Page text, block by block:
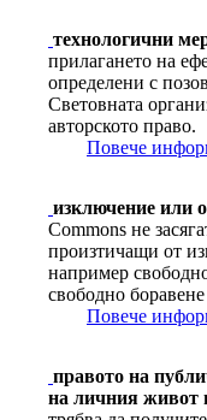
технологични
прилагането на
определени с
Световната
авторското право.
Повече
изключение или
Commons не
произтичащи от
например
свободно
Повече
правото на
на личния живот